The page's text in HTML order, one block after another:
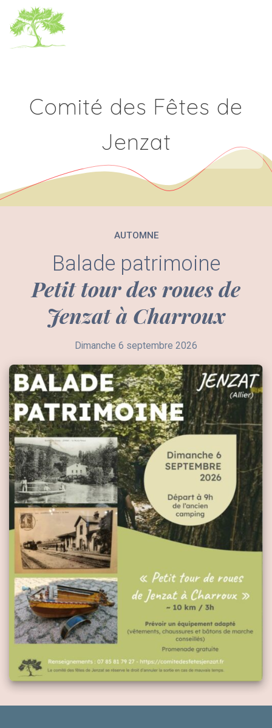
Comité des Fêtes de
Jenzat
AUTOMNE
Balade patrimoine
Petit tour des roues de
Jenzat à Charroux
Dimanche 6 septembre 2026